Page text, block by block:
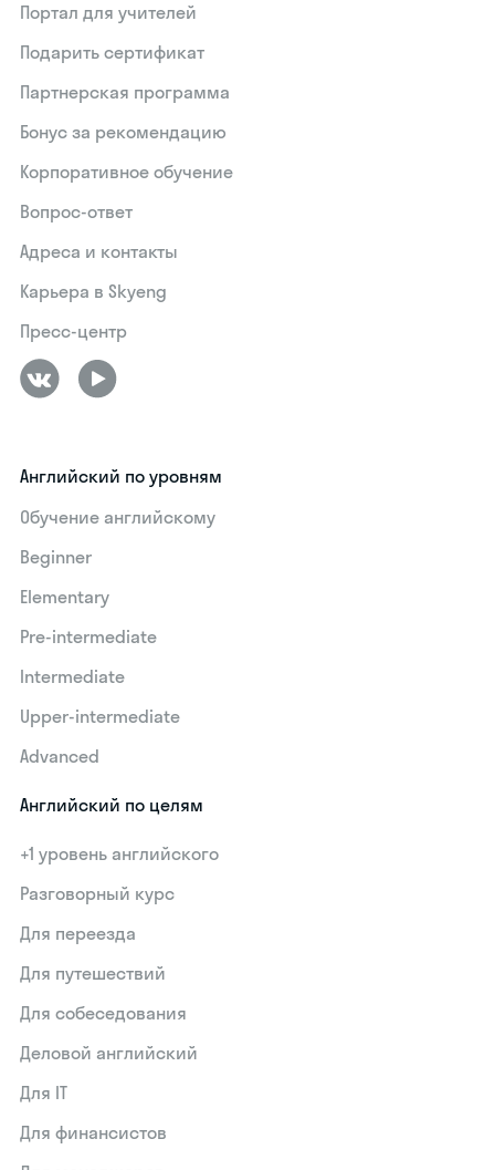
Портал для учителей
Подарить сертификат
Партнерская программа
Бонус за рекомендацию
Корпоративное обучение
Вопрос-ответ
Адреса и контакты
Карьера в Skyeng
Пресс-центр
Английский по уровням
Обучение английскому
Beginner
Elementary
Pre-intermediate
Intermediate
Upper-intermediate
Advanced
Английский по целям
+1 уровень английского
Разговорный курс
Для переезда
Для путешествий
Для собеседования
Деловой английский
Для IT
Для финансистов